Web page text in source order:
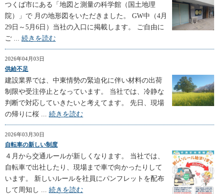
つくば市にある「地図と測量の科学館（国土地理
院）」で 月の地形図をいただきました。 GW中（4月
29日～5月6日）当社の入口に掲載します。 ご自由に
ご ... 続きを読む
2026年04月03日
供給不足
建設業界では、中東情勢の緊迫化に伴い材料の出荷
制限や受注停止となっています。 当社では、冷静な
判断で対応していきたいと考えてます。 先日、現場
の帰りに桜 ... 続きを読む
2026年03月30日
自転車の新しい制度
４月から交通ルールが新しくなります。 当社では、
自転車で出社したり、現場まで車で向かったりして
います。 新しいルールを社員にパンフレットを配布
して周知し ... 続きを読む